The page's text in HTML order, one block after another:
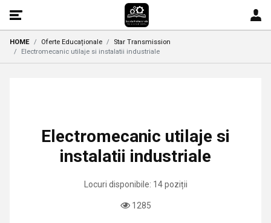
HOME Oferte Educaționale
Star Transmission
Electromecanic utilaje si instalatii industriale
Electromecanic utilaje si
instalatii industriale
Locuri disponibile: 14 poziții
1285